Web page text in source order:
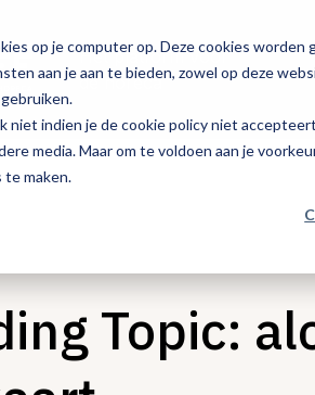
op je computer op. Deze cookies
aan je aan te bieden, zowel op deze
niet indien je de cookie policy niet
media. Maar om te voldoen aan je
te maken.
Hét platform voor
de horeca
Topic: